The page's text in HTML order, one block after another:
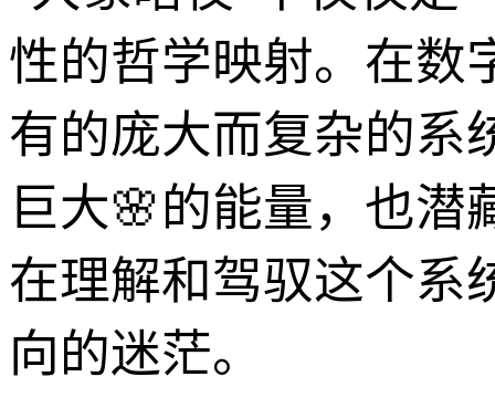
性的哲学映射。在数
有的庞大而复杂的系
巨大🌸的能量，也潜
在理解和驾驭这个系
向的迷茫。